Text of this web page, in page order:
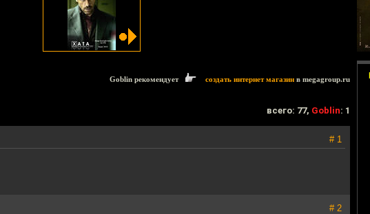
Goblin рекомендует создать интернет магазин в megagroup.ru
всего: 77, Goblin: 1
# 1
# 2